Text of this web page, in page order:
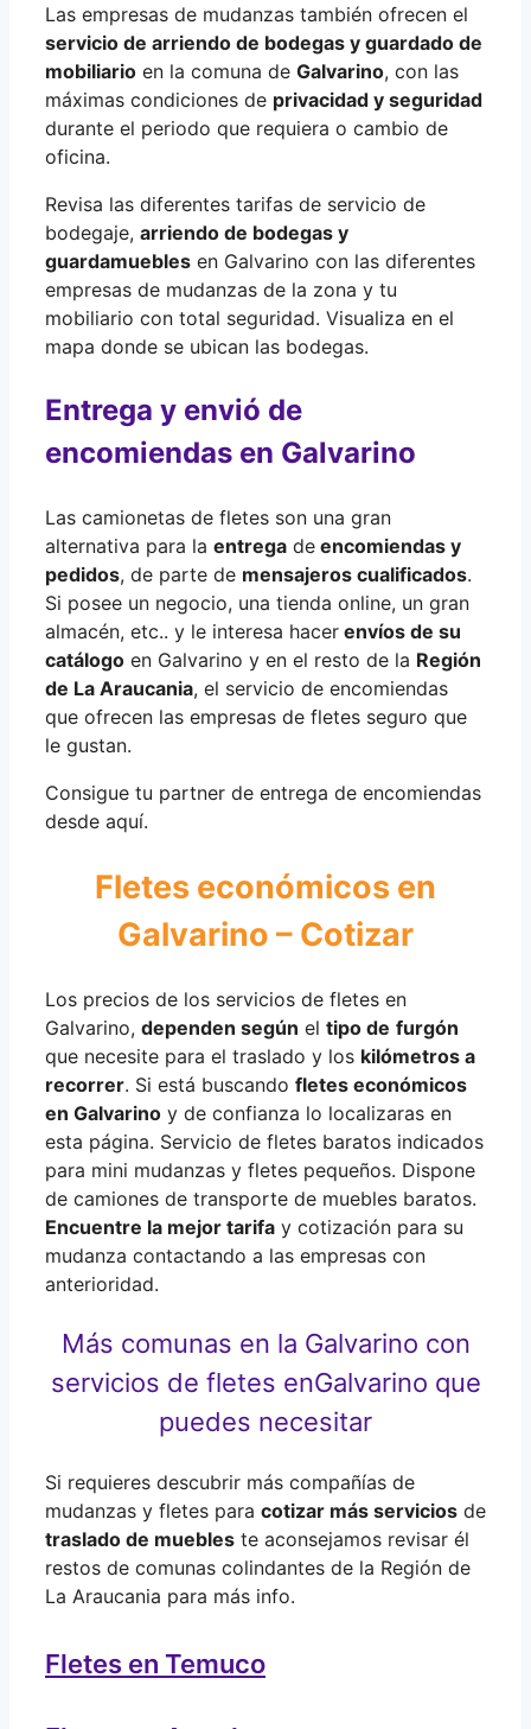
Las empresas de mudanzas también ofrecen el
servicio de arriendo de bodegas y guardado de
mobiliario en la comuna de Galvarino, con las
máximas condiciones de privacidad y seguridad
durante el periodo que requiera o cambio de
oficina.
Revisa las diferentes tarifas de servicio de
bodegaje, arriendo de bodegas y
guardamuebles en Galvarino con las diferentes
empresas de mudanzas de la zona y tu
mobiliario con total seguridad. Visualiza en el
mapa donde se ubican las bodegas.
Entrega y envió de
encomiendas en Galvarino
Las camionetas de fletes son una gran
alternativa para la entrega de encomiendas y
pedidos, de parte de mensajeros cualificados.
Si posee un negocio, una tienda online, un gran
almacén, etc.. y le interesa hacer envíos de su
catálogo en Galvarino y en el resto de la Región
de La Araucania, el servicio de encomiendas
que ofrecen las empresas de fletes seguro que
le gustan.
Consigue tu partner de entrega de encomiendas
desde aquí.
Fletes económicos en
Galvarino – Cotizar
Los precios de los servicios de fletes en
Galvarino, dependen según el tipo de furgón
que necesite para el traslado y los kilómetros a
recorrer. Si está buscando fletes económicos
en Galvarino y de confianza lo localizaras en
esta página. Servicio de fletes baratos indicados
para mini mudanzas y fletes pequeños. Dispone
de camiones de transporte de muebles baratos.
Encuentre la mejor tarifa y cotización para su
mudanza contactando a las empresas con
anterioridad.
Más comunas en la Galvarino con
servicios de fletes enGalvarino que
puedes necesitar
Si requieres descubrir más compañías de
mudanzas y fletes para cotizar más servicios de
traslado de muebles te aconsejamos revisar él
restos de comunas colindantes de la Región de
La Araucania para más info.
Fletes en Temuco